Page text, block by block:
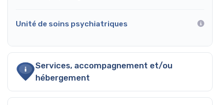
Unité de soins psychiatriques
Services, accompagnement et/ou
hébergement